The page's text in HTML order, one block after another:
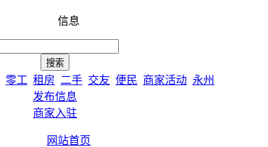
信息
零工 租房 二手 交友 便民 商家活动 永州
发布信息
商家入驻
网站首页